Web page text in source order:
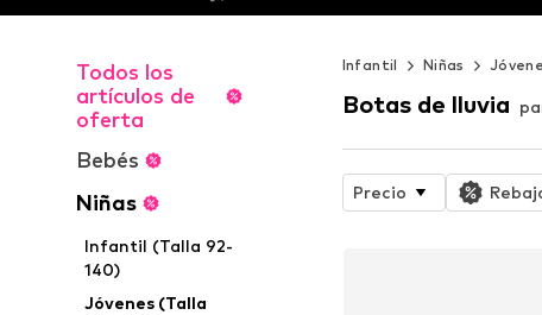
Todos los
artículos de
oferta
Bebés
Niñas
Infantil (Talla 92-
140)
Jóvenes (Talla
Infantil Niñas
Botas de lluvia
Precio